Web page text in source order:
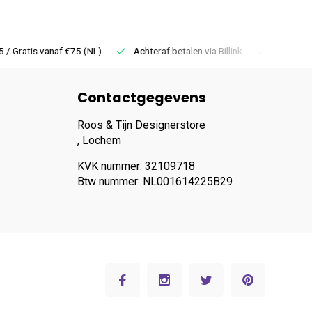
vanaf €75 (NL) Achteraf betalen via Billink
Contactgegevens
Roos & Tijn Designerstore
, Lochem
KVK nummer: 32109718
Btw nummer: NL001614225B29